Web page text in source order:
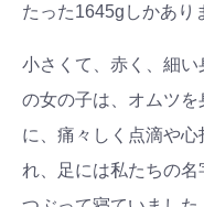
たった1645gしかあり
小さくて、赤く、細
の女の子は、オムツ
に、痛々しく点滴や
れ、足には私たちの